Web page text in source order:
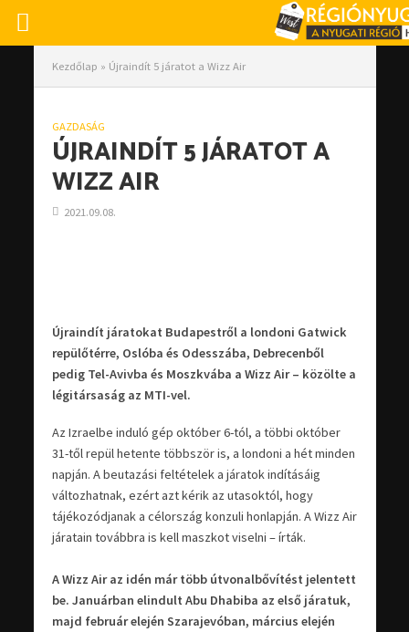
Kezdőlap » Újraindít 5 járatot a Wizz Air
GAZDASÁG
ÚJRAINDÍT 5 JÁRATOT A
WIZZ AIR
2021.09.08.
Újraindít járatokat Budapestről a londoni Gatwick
repülőtérre, Oslóba és Odesszába, Debrecenből
pedig Tel-Avivba és Moszkvába a Wizz Air – közölte a
légitársaság az MTI-vel.
Az Izraelbe induló gép október 6-tól, a többi október
31-től repül hetente többször is, a londoni a hét minden
napján. A beutazási feltételek a járatok indításáig
változhatnak, ezért azt kérik az utasoktól, hogy
tájékozódjanak a célország konzuli honlapján. A Wizz Air
járatain továbbra is kell maszkot viselni – írták.
A Wizz Air az idén már több útvonalbővítést jelentett
be. Januárban elindult Abu Dhabiba az első járatuk,
majd február elején Szarajevóban, március elején